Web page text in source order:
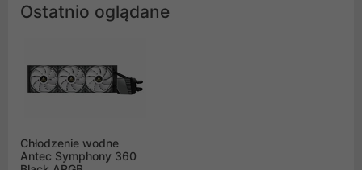
Ostatnio oglądane
Chłodzenie wodne
Antec Symphony 360